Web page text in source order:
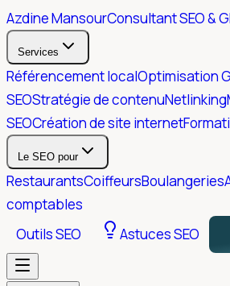
Azdine MansourConsultant SEO &
Services
Référencement localOptimisation
SEOStratégie de contenuNetlinking
SEOCréation de site internet
Le SEO pour
RestaurantsCoiffeursBoulangeries
comptables
Outils SEO
Astuces SEO